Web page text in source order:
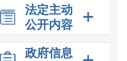
法定主动
公开内容
政府信息